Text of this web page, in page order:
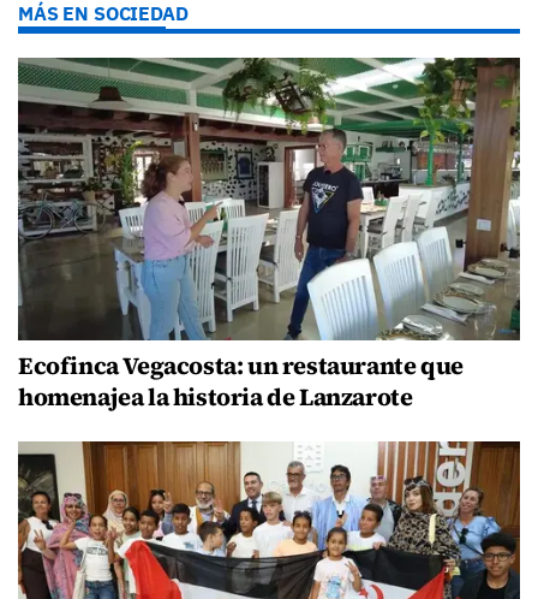
MÁS EN SOCIEDAD
Ecofinca Vegacosta: un restaurante que
homenajea la historia de Lanzarote